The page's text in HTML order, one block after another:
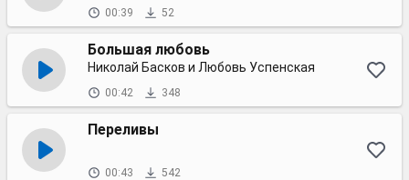
00:39 52
Большая любовь
Николай Басков и Любовь Успенская
00:42 348
Переливы
00:43 542